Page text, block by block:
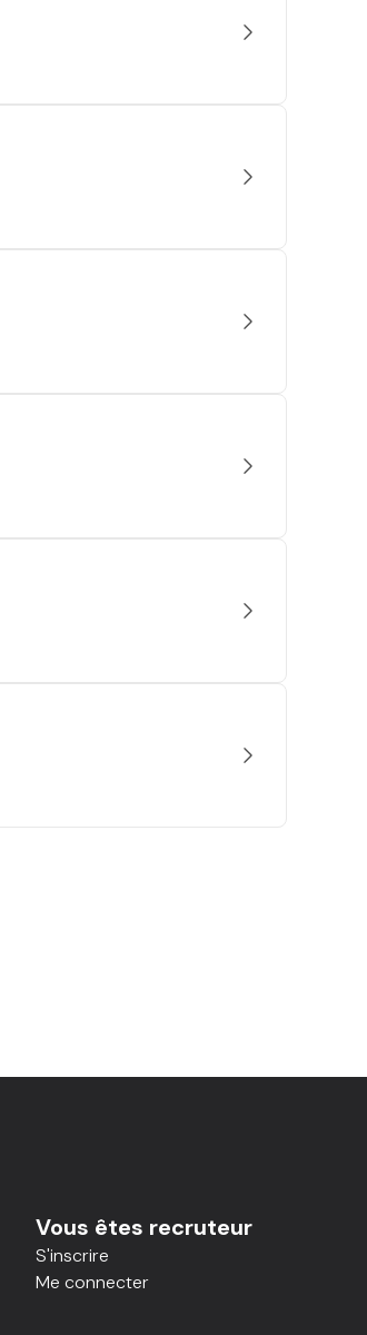
Vous êtes recruteur
S'inscrire
Me connecter